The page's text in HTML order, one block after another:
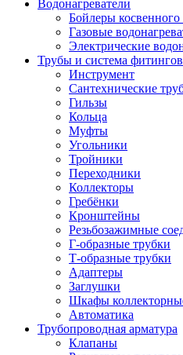
Водонагреватели
Бойлеры косвенного
Газовые
Электрические
Трубы и система фитингов
Инструмент
Сантехнические
Гильзы
Кольца
Муфты
Угольники
Тройники
Переходники
Коллекторы
Гребёнки
Кронштейны
Резьбозажимные
Г-образные трубки
Т-образные трубки
Адаптеры
Заглушки
Шкафы
Автоматика
Трубопроводная арматура
Клапаны